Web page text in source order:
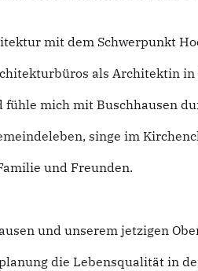
mit dem Schwerpunkt
als Architektin
mich mit Buschhausen
singe im
und Freunden.
und unserem jetzigen
die Lebensqualität in